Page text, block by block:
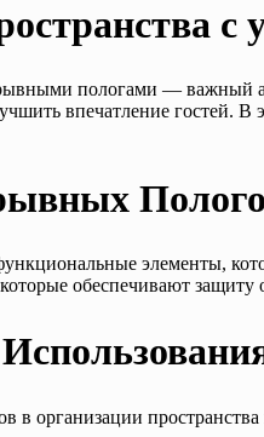
пологами — важный
впечатление гостей.
элементы,
обеспечивают защиту
в организации